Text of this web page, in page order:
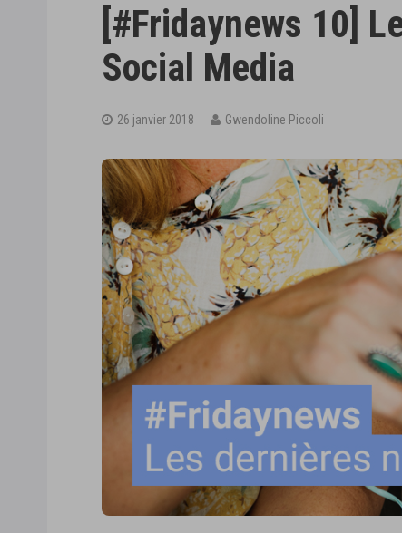
[#Fridaynews 10]
Social Media
26 janvier 2018 Gwendoline Piccoli